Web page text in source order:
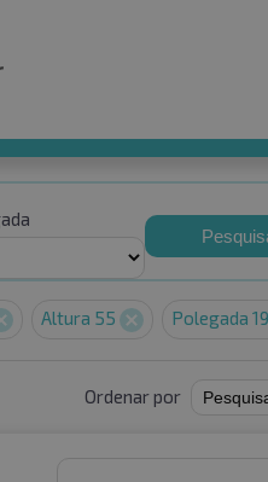
Altura 55 Polegada
Ordenar por